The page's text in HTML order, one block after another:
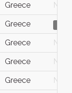
Greece N/G
Greece
Greece N/G
Greece N/G
Greece N/G